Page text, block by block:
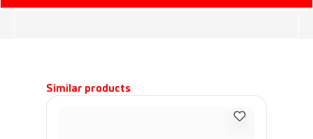
Пропустить галерею продуктов
Similar products